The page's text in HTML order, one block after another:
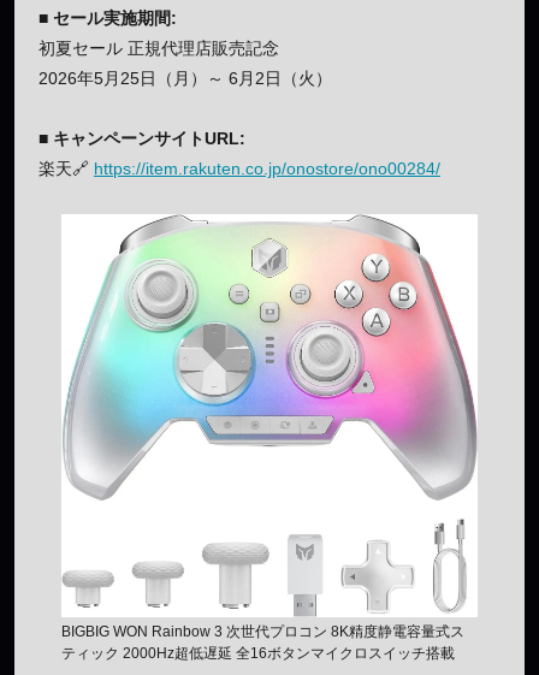
■ セール実施期間:
初夏セール 正規代理店販売記念
2026年5月25日（月）～ 6月2日（火）
■ キャンペーンサイトURL:
楽天🔗 https://item.rakuten.co.jp/onostore/ono00284/
BIGBIG WON Rainbow 3 次世代プロコン 8K精度静電容量式ス
ティック 2000Hz超低遅延 全16ボタンマイクロスイッチ搭載